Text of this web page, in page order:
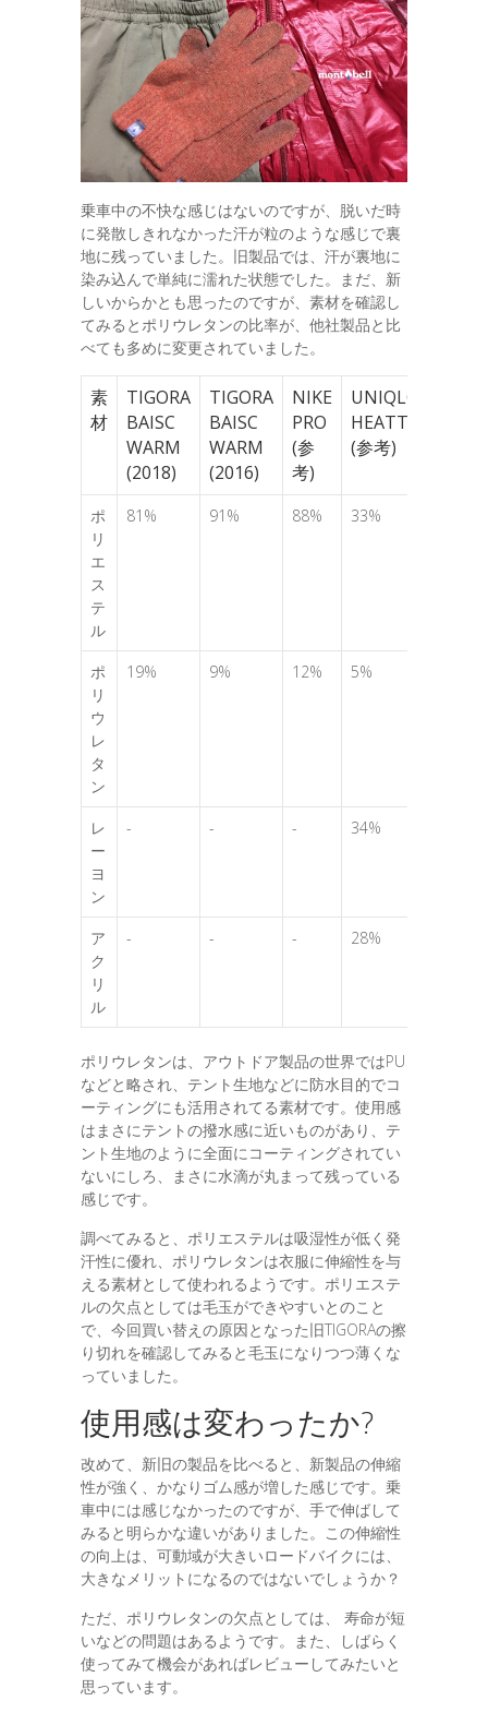
乗車中の不快な感じはないのですが、脱いだ時
に発散しきれなかった汗が粒のような感じで裏
地に残っていました。旧製品では、汗が裏地に
染み込んで単純に濡れた状態でした。まだ、新
しいからかとも思ったのですが、素材を確認し
てみるとポリウレタンの比率が、他社製品と比
べても多めに変更されていました。
素
材
TIGORA
BAISC
WARM
(2018)
TIGORA
BAISC
WARM
(2016)
NIKE
PRO
(参
考)
UNIQLO
HEATTECH
(参考)
ポ
リ
エ
ス
テ
ル
81% 91% 88% 33%
ポ
リ
ウ
レ
タ
ン
19% 9% 12% 5%
レ
ー
ヨ
ン
- - - 34%
ア
ク
リ
ル
- - - 28%
ポリウレタンは、アウトドア製品の世界ではPU
などと略され、テント生地などに防水目的でコ
ーティングにも活用されてる素材です。使用感
はまさにテントの撥水感に近いものがあり、テ
ント生地のように全面にコーティングされてい
ないにしろ、まさに水滴が丸まって残っている
感じです。
調べてみると、ポリエステルは吸湿性が低く発
汗性に優れ、ポリウレタンは衣服に伸縮性を与
える素材として使われるようです。ポリエステ
ルの欠点としては毛玉ができやすいとのこと
で、今回買い替えの原因となった旧TIGORAの擦
り切れを確認してみると毛玉になりつつ薄くな
っていました。
使用感は変わったか?
改めて、新旧の製品を比べると、新製品の伸縮
性が強く、かなりゴム感が増した感じです。乗
車中には感じなかったのですが、手で伸ばして
みると明らかな違いがありました。この伸縮性
の向上は、可動域が大きいロードバイクには、
大きなメリットになるのではないでしょうか？
ただ、ポリウレタンの欠点としては、 寿命が短
いなどの問題はあるようです。また、しばらく
使ってみて機会があればレビューしてみたいと
思っています。